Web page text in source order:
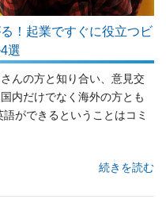
！起業ですぐに役立つビ
選
んの方と知り合い、意見交
内だけでなく海外の方とも
ができるということはコミ
続きを読む